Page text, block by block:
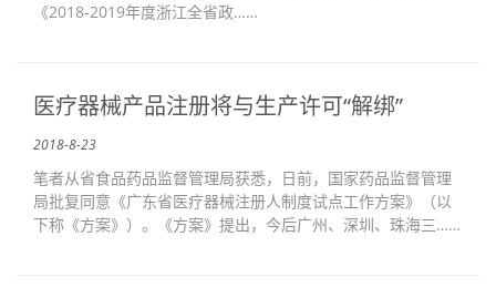
《2018-2019年度浙江全省政……
医疗器械产品注册将与生产许可“解绑”
2018-8-23
笔者从省食品药品监督管理局获悉，日前，国家药品监督管理
局批复同意《广东省医疗器械注册人制度试点工作方案》（以
下称《方案》）。《方案》提出，今后广州、深圳、珠海三……